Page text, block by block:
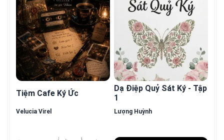
Tiệm Cafe Ký Ức
Velucia Virel
Dạ Điệp Quỷ Sát Ký - Tập
1
Lượng Huỳnh